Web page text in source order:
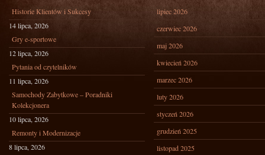
Historie Klientów i Sukcesy
14 lipca, 2026
Gry e-sportowe
12 lipca, 2026
Pytania od czytelników
11 lipca, 2026
Samochody Zabytkowe – Poradniki
Kolekcjonera
10 lipca, 2026
Remonty i Modernizacje
8 lipca, 2026
lipiec 2026
czerwiec 2026
maj 2026
kwiecień 2026
marzec 2026
luty 2026
styczeń 2026
grudzień 2025
listopad 2025